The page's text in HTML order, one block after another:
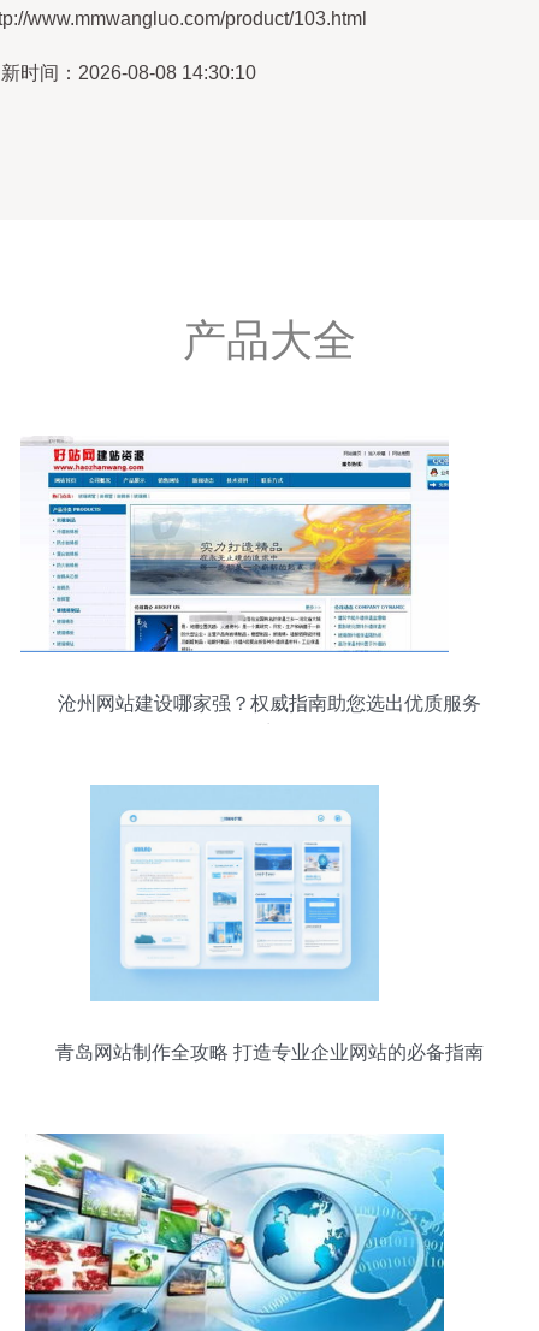
www.mmwangluo.com/product/103.html
时间：2026-08-08 14:30:10
产品大全
沧州网站建设哪家强？权威指南助您选出优质服务
青岛网站制作全攻略 打造专业企业网站的必备指南